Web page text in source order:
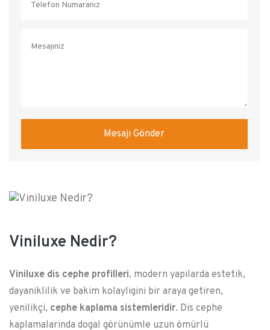
Mesajı Gönder
Viniluxe Nedir?
Viniluxe dis cephe profilleri, modern yapilarda estetik,
dayaniklilik ve bakim kolayligini bir araya getiren,
yenilikçi, cephe kaplama sistemleridir. Dis cephe
kaplamalarinda dogal görünümle uzun ömürlü